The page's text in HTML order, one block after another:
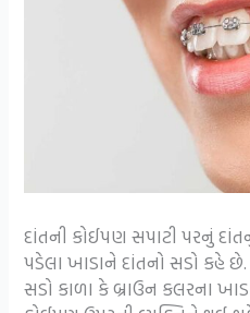
દાંતની કોઈપણ સપાટી પરનું
પડેલા ખાડાને દાંતનો સડો કહે
સડો કાળા કે બ્રાઉન કલરના